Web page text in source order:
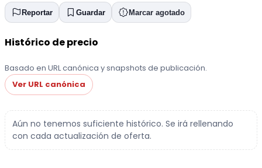
Reportar Guardar Marcar agotado
Histórico de precio
Basado en URL canónica y snapshots de publicación.
Ver URL canónica
Aún no tenemos suficiente histórico. Se irá rellenando
con cada actualización de oferta.